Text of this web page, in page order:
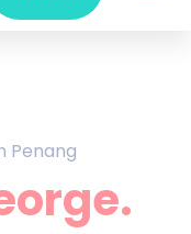
Penang